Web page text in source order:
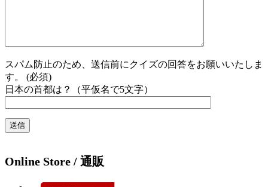
スパム防止のため、送信前にクイズの回答をお願いいたしま
す。 (必須)
日本の首都は？（平仮名で5文字）
Online Store / 通販